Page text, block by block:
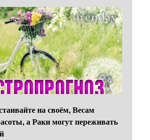
на своём, Весам
а Раки могут переживать